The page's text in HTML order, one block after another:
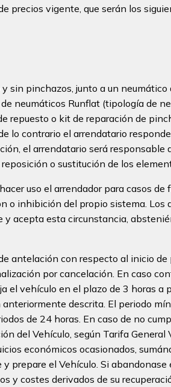
precios vigente, que serán los
pinchazos, junto a un
neumáticos Runflat (tipología de
o kit de reparación de
lo contrario el arrendatario
el arrendatario será responsable
o sustitución de los
uso el arrendador para casos de
inhibición del propio sistema. Los
acepta esta circunstancia,
antelación con respecto al inicio
por cancelación. En caso
el vehículo en el plazo de 3 horas
descrita. El periodo
de 24 horas. En caso de no
del Vehículo, según Tarifa
económicos ocasionados,
prepare el Vehículo. Si
costes derivados de su